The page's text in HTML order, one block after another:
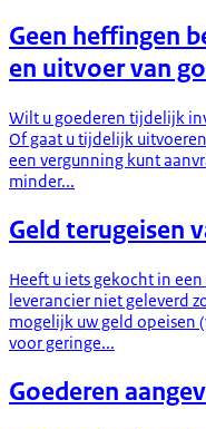
Geen heffingen
en uitvoer van
Wilt u goederen tijdelijk
Of gaat u tijdelijk
een vergunning kunt
minder...
Geld terugeisen
Heeft u iets gekocht in
leverancier niet geleverd
mogelijk uw geld opeisen
voor geringe...
Goederen